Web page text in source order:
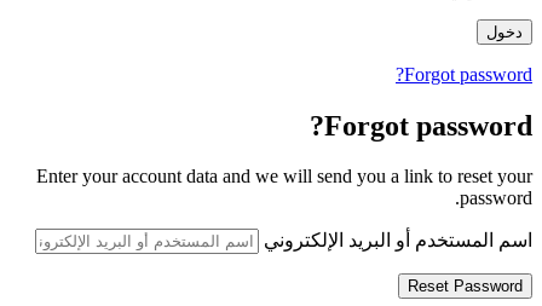
Forgot password?
Forgot password?
Enter your account data and we will send you a link to reset your
password.
اسم المستخدم أو البريد الإلكتروني